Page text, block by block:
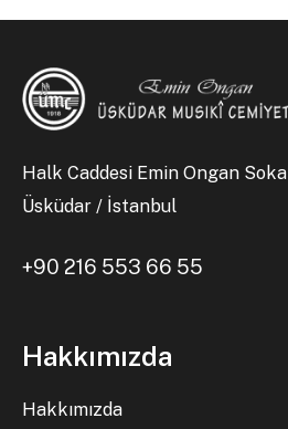
Halk Caddesi Emin Ongan
Üsküdar / İstanbul
+90 216 553 66 55
Hakkımızda
Hakkımızda